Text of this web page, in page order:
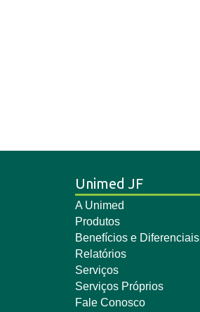
Unimed JF
A Unimed
Produtos
Benefícios e Diferenciais
Relatórios
Serviços
Serviços Próprios
Fale Conosco